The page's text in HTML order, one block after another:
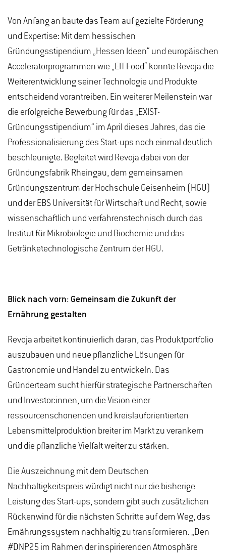
Von Anfang an baute das Team auf gezielte Förderung
und Expertise: Mit dem hessischen
Gründungsstipendium „Hessen Ideen“ und europäischen
Acceleratorprogrammen wie „EIT Food“ konnte Revoja die
Weiterentwicklung seiner Technologie und Produkte
entscheidend vorantreiben. Ein weiterer Meilenstein war
die erfolgreiche Bewerbung für das „EXIST-
Gründungsstipendium“ im April dieses Jahres, das die
Professionalisierung des Start-ups noch einmal deutlich
beschleunigte. Begleitet wird Revoja dabei von der
Gründungsfabrik Rheingau, dem gemeinsamen
Gründungszentrum der Hochschule Geisenheim (HGU)
und der EBS Universität für Wirtschaft und Recht, sowie
wissenschaftlich und verfahrenstechnisch durch das
Institut für Mikrobiologie und Biochemie und das
Getränketechnologische Zentrum der HGU.
Blick nach vorn: Gemeinsam die Zukunft der
Ernährung gestalten
Revoja arbeitet kontinuierlich daran, das Produktportfolio
auszubauen und neue pflanzliche Lösungen für
Gastronomie und Handel zu entwickeln. Das
Gründerteam sucht hierfür strategische Partnerschaften
und Investor:innen, um die Vision einer
ressourcenschonenden und kreislauforientierten
Lebensmittelproduktion breiter im Markt zu verankern
und die pflanzliche Vielfalt weiter zu stärken.
Die Auszeichnung mit dem Deutschen
Nachhaltigkeitspreis würdigt nicht nur die bisherige
Leistung des Start-ups, sondern gibt auch zusätzlichen
Rückenwind für die nächsten Schritte auf dem Weg, das
Ernährungssystem nachhaltig zu transformieren. „Den
#DNP25 im Rahmen der inspirierenden Atmosphäre